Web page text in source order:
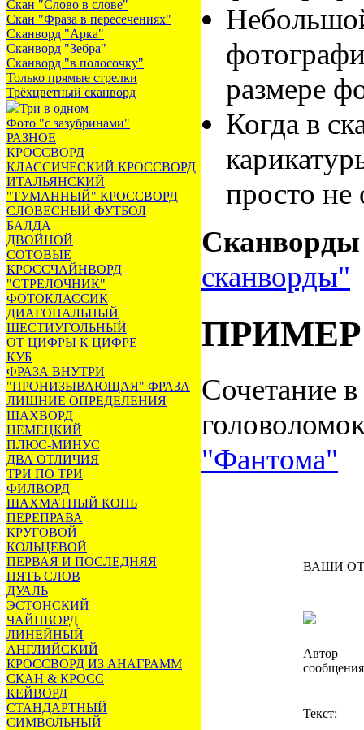
Скан "Слово в слове"
Скан "Фраза в пересечениях"
Сканворд "Арка"
Сканворд "Зебра"
Сканворд "в полосочку"
Только прямые стрелки
Трёхцветный сканворд
Три в одном
Фото "с зазубринами"
РАЗНОЕ
КРОССВОРД
КЛАССИЧЕСКИЙ КРОССВОРД
ИТАЛЬЯНСКИЙ
"ТУМАННЫЙ" КРОССВОРД
СЛОВЕСНЫЙ ФУТБОЛ
БАЛДА
ДВОЙНОЙ
СОТОВЫЕ
КРОССЧАЙНВОРД
"СТРЕЛОЧНИК"
ФОТОКЛАССИК
ДИАГОНАЛЬНЫЙ
ШЕСТИУГОЛЬНЫЙ
ОТ ЦИФРЫ К ЦИФРЕ
КУБ
ФРАЗА ВНУТРИ
"ПРОНИЗЫВАЮЩАЯ" ФРАЗА
ЛИШНИЕ ОПРЕДЕЛЕНИЯ
ШАХВОРД
НЕМЕЦКИЙ
ПЛЮС-МИНУС
ДВА ОТЛИЧИЯ
ТРИ ПО ТРИ
ФИЛВОРД
ШАХМАТНЫЙ КОНЬ
ПЕРЕПРАВА
КРУГОВОЙ
КОЛЬЦЕВОЙ
ПЕРВАЯ И ПОСЛЕДНЯЯ
ПЯТЬ СЛОВ
ДУАЛЬ
ЭСТОНСКИЙ
ЧАЙНВОРД
ЛИНЕЙНЫЙ
АНГЛИЙСКИЙ
КРОССВОРД ИЗ АНАГРАММ
СКАН & КРОСС
КЕЙВОРД
СТАНДАРТНЫЙ
СИМВОЛЬНЫЙ
размере
Когда в
просто не
Сканворды
сканворды"
ПРИМЕР
Сочетание
"Фантома"
ВАШИ
Автор
Текст: